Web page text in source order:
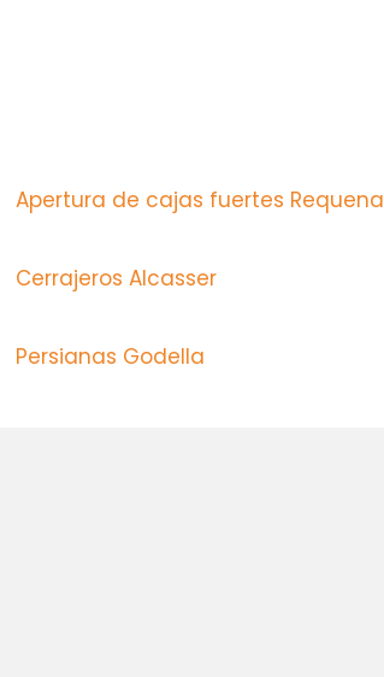
Apertura de cajas fuertes Requena
Cerrajeros Alcasser
Persianas Godella